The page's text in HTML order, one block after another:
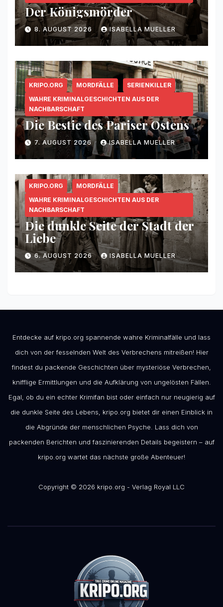
Der Königsmörder
8. AUGUST 2026 ISABELLA MUELLER
KRIPO.ORG MORDFÄLLE
SERIENKILLER
WAHRE KRIMINALGESCHICHTEN AUS DER
NACHBARSCHAFT
Die Bestie des Pariser Ostens
7. AUGUST 2026 ISABELLA MUELLER
KRIPO.ORG
MORDFÄLLE
WAHRE KRIMINALGESCHICHTEN AUS DER
NACHBARSCHAFT
Die dunkle Seite der Stadt der
Liebe
6. AUGUST 2026 ISABELLA MUELLER
Entdecke auf kripo.org spannende wahre Kriminalfälle und lass
dich von der fesselnden Welt des Verbrechens mitreißen! Hier
findest du packende Geschichten über mysteriöse Verbrechen,
knifflige Ermittlungen und die Aufklärung von ungelösten Fällen.
Egal, ob du ein echter Krimifan bist oder einfach nur neugierig auf
die dunkle Seite des Lebens, kripo.org bietet dir einen Einblick in
die Abgründe der menschlichen Psyche. Lass dich von
packenden Berichten und faszinierenden Details begeistern – auf
kripo.org wartet das nächste große Abenteuer!
Copyright © 2026 kripo.org - Verlag Royal LLC